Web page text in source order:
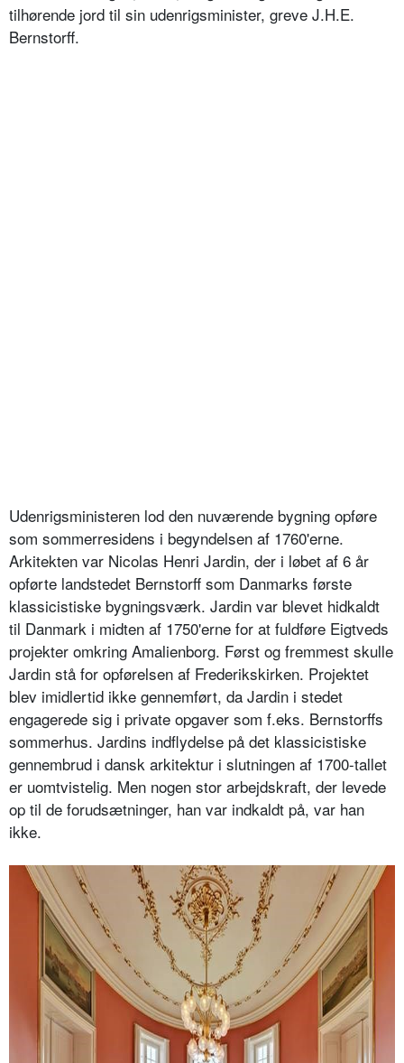
tilhørende jord til sin udenrigsminister, greve J.H.E.
Bernstorff.
Udenrigsministeren lod den nuværende bygning opføre
som sommerresidens i begyndelsen af 1760'erne.
Arkitekten var Nicolas Henri Jardin, der i løbet af 6 år
opførte landstedet Bernstorff som Danmarks første
klassicistiske bygningsværk. Jardin var blevet hidkaldt
til Danmark i midten af 1750'erne for at fuldføre Eigtveds
projekter omkring Amalienborg. Først og fremmest skulle
Jardin stå for opførelsen af Frederikskirken. Projektet
blev imidlertid ikke gennemført, da Jardin i stedet
engagerede sig i private opgaver som f.eks. Bernstorffs
sommerhus. Jardins indflydelse på det klassicistiske
gennembrud i dansk arkitektur i slutningen af 1700-tallet
er uomtvistelig. Men nogen stor arbejdskraft, der levede
op til de forudsætninger, han var indkaldt på, var han
ikke.